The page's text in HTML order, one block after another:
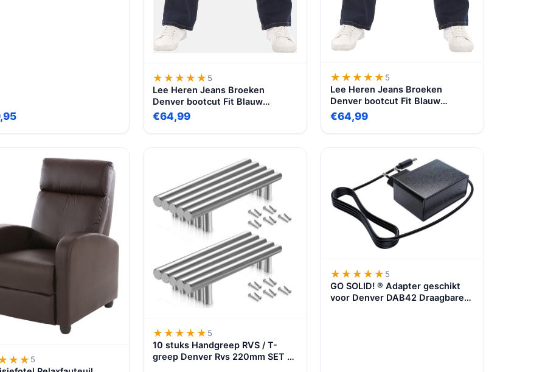
★★★★★
★★★★★ 5
Lee Heren Jeans Broeken
Denver bootcut Fit Blauw
Volwassenen Denim Jeansbroek
€64,99
★★★★★
★★★★★ 5
Lee Heren Jeans Broeken
Denver bootcut Fit Blauw
Volwassenen Denim Jeansbroek
€64,99
5
★★★★★
★★★★★ 5
10 stuks Handgreep RVS / T-
greep Denver Rvs 220mm SET –
★★★★★
★★★★★ 5
GO SOLID! ® Adapter geschikt
voor Denver DAB42 Draagbare